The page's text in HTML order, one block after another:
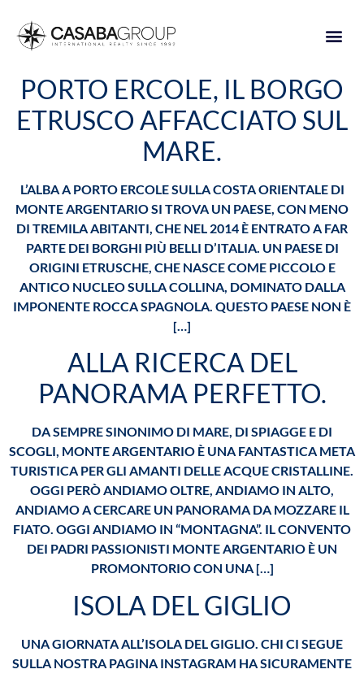
PORTO ERCOLE, IL BORGO
ETRUSCO AFFACCIATO SUL
MARE.
L’ALBA A PORTO ERCOLE SULLA COSTA ORIENTALE DI
MONTE ARGENTARIO SI TROVA UN PAESE, CON MENO
DI TREMILA ABITANTI, CHE NEL 2014 È ENTRATO A FAR
PARTE DEI BORGHI PIÙ BELLI D’ITALIA. UN PAESE DI
ORIGINI ETRUSCHE, CHE NASCE COME PICCOLO E
ANTICO NUCLEO SULLA COLLINA, DOMINATO DALLA
IMPONENTE ROCCA SPAGNOLA. QUESTO PAESE NON È
[…]
ALLA RICERCA DEL
PANORAMA PERFETTO.
DA SEMPRE SINONIMO DI MARE, DI SPIAGGE E DI
SCOGLI, MONTE ARGENTARIO È UNA FANTASTICA META
TURISTICA PER GLI AMANTI DELLE ACQUE CRISTALLINE.
OGGI PERÒ ANDIAMO OLTRE, ANDIAMO IN ALTO,
ANDIAMO A CERCARE UN PANORAMA DA MOZZARE IL
FIATO. OGGI ANDIAMO IN “MONTAGNA”. IL CONVENTO
DEI PADRI PASSIONISTI MONTE ARGENTARIO È UN
PROMONTORIO CON UNA […]
ISOLA DEL GIGLIO
UNA GIORNATA ALL’ISOLA DEL GIGLIO. CHI CI SEGUE
SULLA NOSTRA PAGINA INSTAGRAM HA SICURAMENTE